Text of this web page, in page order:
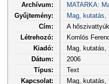
Archívum:
MATARKA:
Gyűjtemény:
Mag,
Cím:
A
Létrehozó:
Komlós
Kiadó:
Mag, kutatás,
Dátum:
2006
Típus:
Text
Kapcsolat:
Mag,